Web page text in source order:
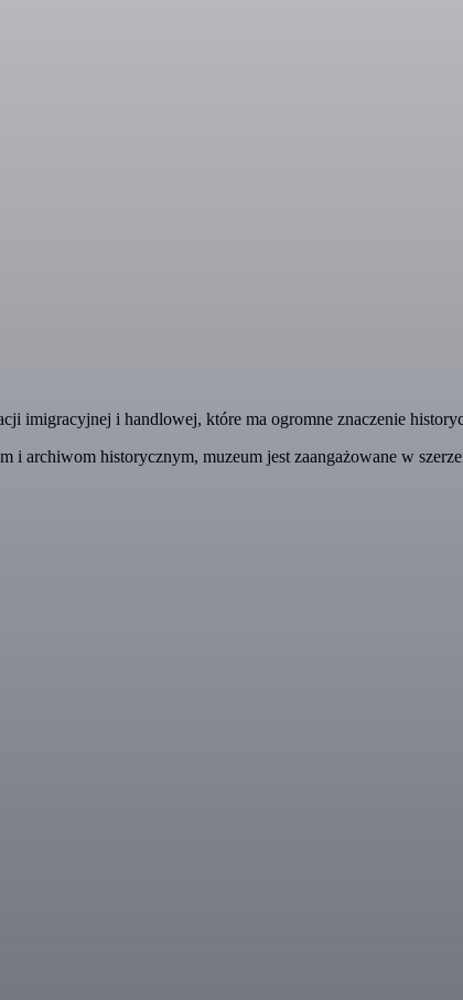
imigracyjnej i handlowej, które ma ogromne znaczenie
archiwom historycznym, muzeum jest zaangażowane w